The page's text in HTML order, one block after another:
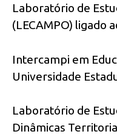
Laboratório de
(LECAMPO) ligado
Intercampi em
Universidade
Laboratório de
Dinâmicas